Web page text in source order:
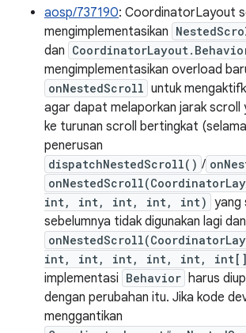
aosp/737190: CoordinatorLayout
mengimplementasikan
dan
mengimplementasikan overload
onNestedScroll untuk
agar dapat melaporkan jarak scroll
ke turunan scroll bertingkat
penerusan
dispatchNestedScroll() /
int, int, int, int, int) yang
sebelumnya tidak digunakan lagi
int, int, int, int, int,
implementasi Behavior harus
dengan perubahan itu. Jika kode
menggantikan